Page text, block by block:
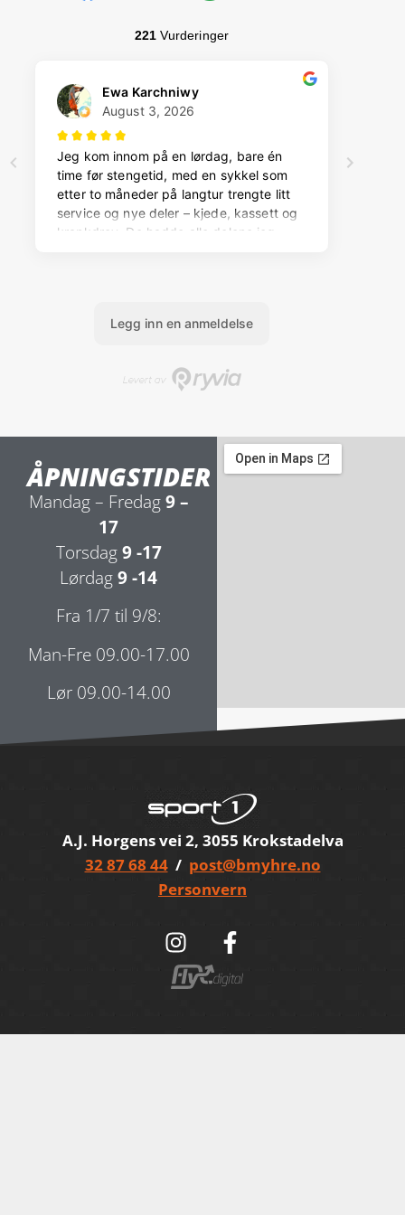
ÅPNINGSTIDER
Mandag – Fredag9 –
17
Torsdag9 -17
Lørdag9 -14
Fra 1/7 til 9/8:
Man-Fre 09.00-17.00
Lør 09.00-14.00
A.J. Horgens vei 2, 3055 Krokstadelva
32 87 68 44/ post@bmyhre.no
Personvern